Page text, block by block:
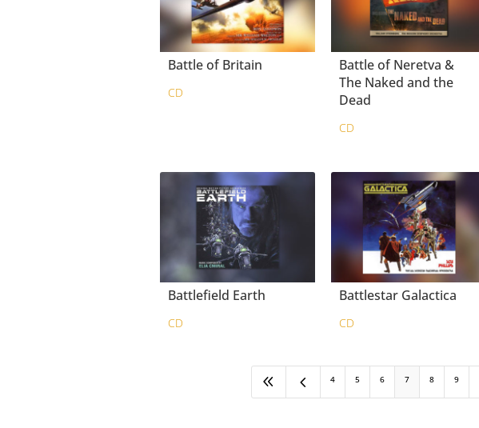
Battle of Britain
CD
Battle of Neretva &
The Naked and the
Dead
CD
Battlefield Earth
CD
Battlestar Galactica
CD
8 4 4 5 6 7 8 9